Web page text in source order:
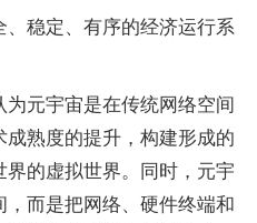
稳定、有序的经济运行系
为元宇宙是在传统网络空间
熟度的提升，构建形成的
的虚拟世界。同时，元宇
而是把网络、硬件终端和